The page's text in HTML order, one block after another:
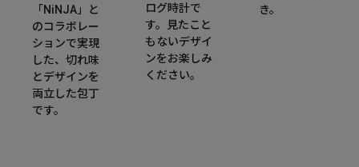
「NiNJA」と
のコラボレー
ションで実現
した、切れ味
とデザインを
両立した包丁
です。
ログ時計で
す。見たこと
もないデザイ
ンをお楽しみ
ください。
き。